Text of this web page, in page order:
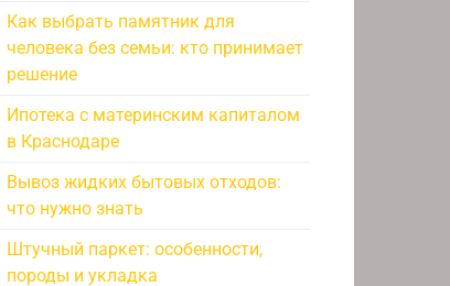
Как выбрать памятник для
человека без семьи: кто принимает
решение
Ипотека с материнским капиталом
в Краснодаре
Вывоз жидких бытовых отходов:
что нужно знать
Штучный паркет: особенности,
породы и укладка